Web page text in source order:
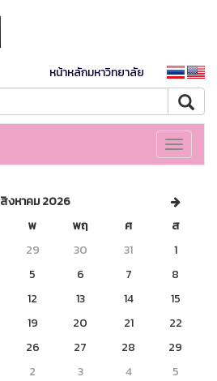
หน้าหลักมหาวิทยาลัย
Toggle
สิงหาคม 2026
พ พฤ ศ
ส
29 30 31
1
5 6 7
8
12 13 14
15
19 20 21
22
26 27 28
29
2 3 4 5